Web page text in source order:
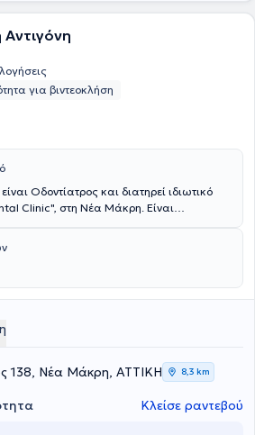
Αντιγόνη
για βιντεοκλήση
είναι Οδοντίατρος και διατηρεί ιδιωτικό
Clinic", στη Νέα Μάκρη. Είναι
σαν Οδοντίατρος στο Βερολίνο και
ιδέα της i-Dentity Dental Clinic για να
περίθαλψη στην ευρύτερη περιοχή
σε μηχανήματα τελευταίας
Παρακολουθεί τακτικά σεμινάρια και
και λύσεις για την καλύτερη
138, Νέα Μάκρη, ΑΤΤΙΚΗ 8,3 km
Κλείσε ραντεβού